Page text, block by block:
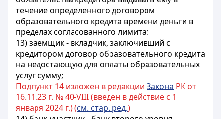
течение определенного договором
образовательного кредита времени деньги в
пределах согласованного лимита;
13) заемщик - вкладчик, заключивший с
кредитором договор образовательного кредита
на недостающую для оплаты образовательных
услуг сумму;
Подпункт 14 изложен в редакции Закона РК от
16.11.23 г. № 40-VIII (введен в действие с 1
января 2024 г.) (см. стар. ред.)